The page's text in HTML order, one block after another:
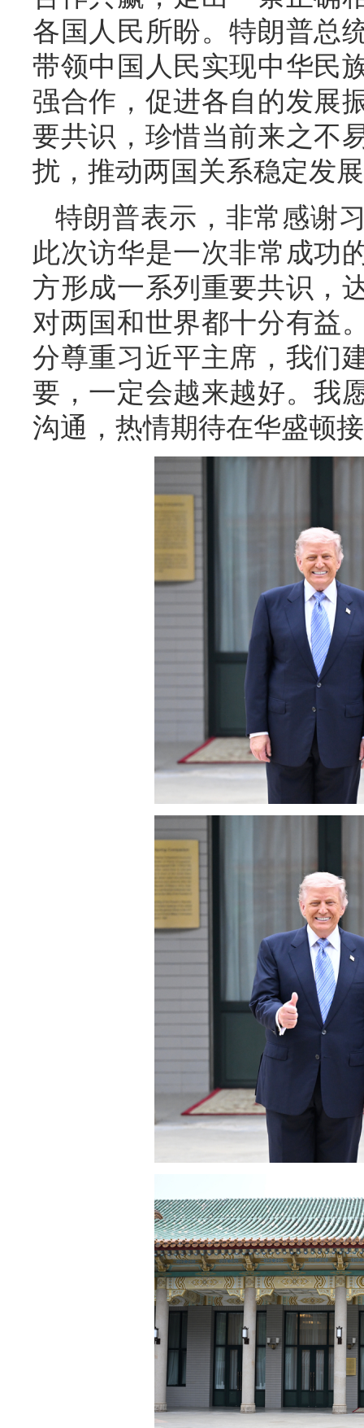
各国人民所盼。特朗普总
带领中国人民实现中华民
强合作，促进各自的发展
要共识，珍惜当前来之不
扰，推动两国关系稳定发
特朗普表示，非常感谢
此次访华是一次非常成功
方形成一系列重要共识，
对两国和世界都十分有益
分尊重习近平主席，我们
要，一定会越来越好。我
沟通，热情期待在华盛顿